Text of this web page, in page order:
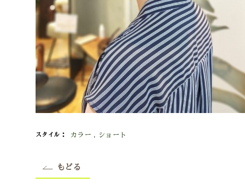
スタイル カラー , ショート
もどる